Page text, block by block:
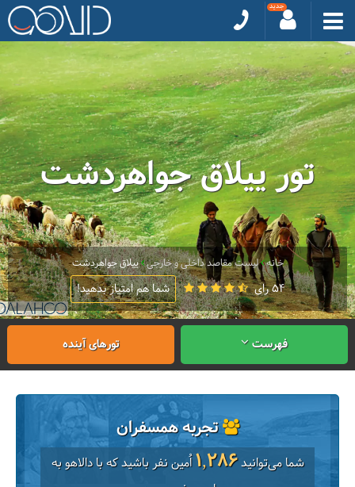
تور ییلاق جواهردشت
خانه لیست مقاصد داخلی و خارجی ییلاق جواهردشت
54 رای شما هم امتیاز بدهید!
فهرست تورهای آینده
تجربه همسفران
شما می‌توانید1,286اُمین نفر باشید که با دالاهو به